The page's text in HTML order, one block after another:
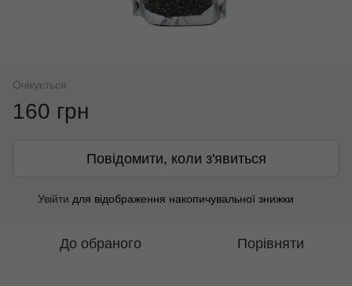
Очікується
160 грн
Повідомити, коли з'явиться
Увійти для відображення накопичувальної знижки
До обраного Порівняти